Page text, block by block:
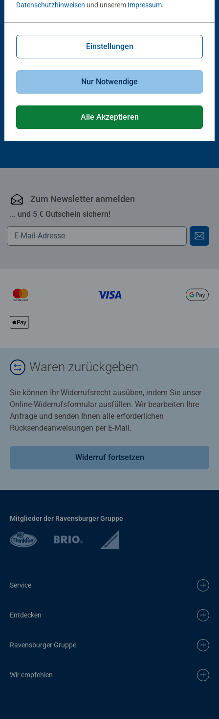
Durchschnittliche Bewertung 4.3 von 5 Sternen.
CHF 14.50
Zum Newsletter anmelden
... und 5 € Gutschein sichern!
Waren zurückgeben
Sie können Ihr Widerrufsrecht ausüben, indem Sie unser
Online-Widerrufsformular ausfüllen. Wir bearbeiten Ihre
Anfrage und senden Ihnen alle erforderlichen
Rücksendeanweisungen per E-Mail.
Widerruf fortsetzen
Mitglieder der Ravensburger Gruppe
Service
Entdecken
Ravensburger Gruppe
Wir empfehlen
Datenschutzhinweisen und unserem Impressum.
Einstellungen
Nur Notwendige
Alle Akzeptieren